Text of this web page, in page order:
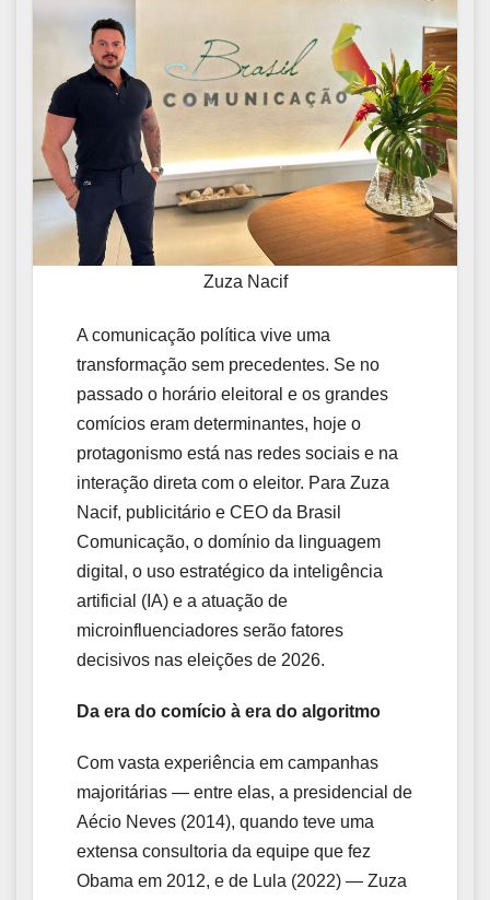
Zuza Nacif
A comunicação política vive uma
transformação sem precedentes. Se no
passado o horário eleitoral e os grandes
comícios eram determinantes, hoje o
protagonismo está nas redes sociais e na
interação direta com o eleitor. Para Zuza
Nacif, publicitário e CEO da Brasil
Comunicação, o domínio da linguagem
digital, o uso estratégico da inteligência
artificial (IA) e a atuação de
microinfluenciadores serão fatores
decisivos nas eleições de 2026.
Da era do comício à era do algoritmo
Com vasta experiência em campanhas
majoritárias — entre elas, a presidencial de
Aécio Neves (2014), quando teve uma
extensa consultoria da equipe que fez
Obama em 2012, e de Lula (2022) — Zuza